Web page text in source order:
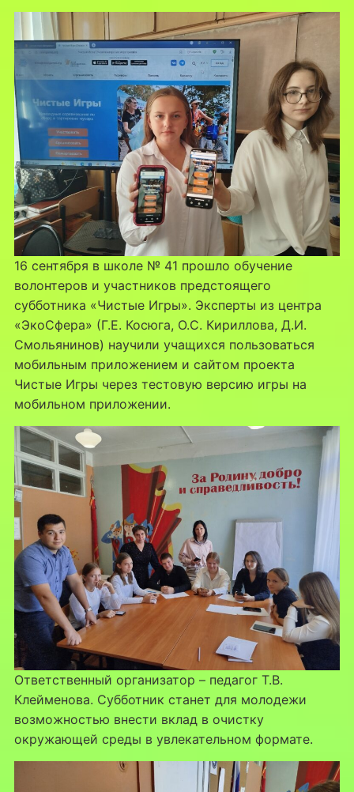
16 сентября в школе № 41 прошло обучение
волонтеров и участников предстоящего
субботника «Чистые Игры». Эксперты из центра
«ЭкоСфера» (Г.Е. Косюга, О.С. Кириллова, Д.И.
Смольянинов) научили учащихся пользоваться
мобильным приложением и сайтом проекта
Чистые Игры через тестовую версию игры на
мобильном приложении.
Ответственный организатор – педагог Т.В.
Клейменова. Субботник станет для молодежи
возможностью внести вклад в очистку
окружающей среды в увлекательном формате.